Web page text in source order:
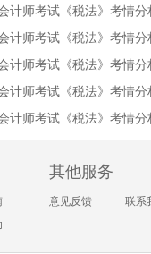
计师考试《税法》考情
计师考试《税法》考情
计师考试《税法》考情分
计师考试《税法》考情分
计师考试《税法》考情分
其他服务
意见反馈 联系